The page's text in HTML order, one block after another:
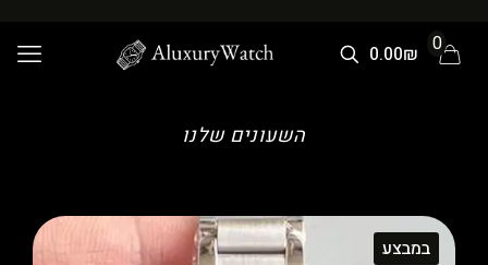
0
0.00₪
השעונים שלנו
במבצע